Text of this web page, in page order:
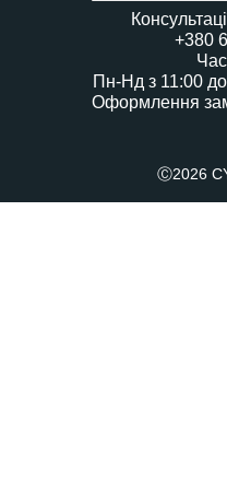
+380
Пн-Нд з 11:00
Оформлення
Ⓒ2026